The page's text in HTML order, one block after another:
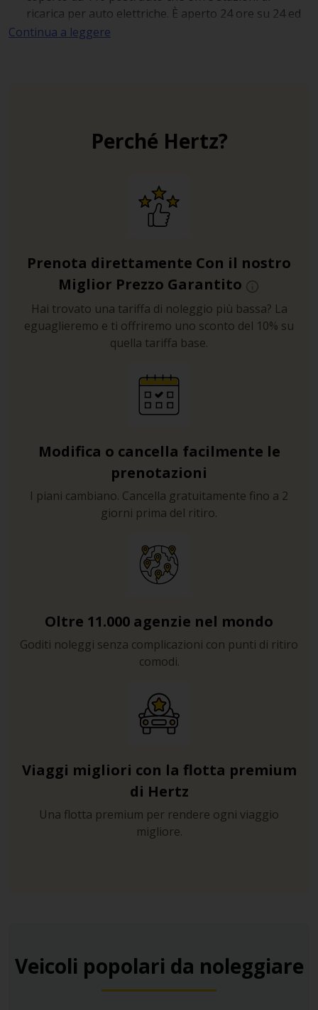
ricarica per auto elettriche. È aperto 24 ore su 24 ed
è videosorvegliato.
Continua a leggere
Perché Hertz?
Prenota direttamente Con il nostro
Miglior Prezzo Garantito
Hai trovato una tariffa di noleggio più bassa? La
eguaglieremo e ti offriremo uno sconto del 10% su
quella tariffa base.
Modifica o cancella facilmente le
prenotazioni
I piani cambiano. Cancella gratuitamente fino a 2
giorni prima del ritiro.
Oltre 11.000 agenzie nel mondo
Goditi noleggi senza complicazioni con punti di ritiro
comodi.
Viaggi migliori con la flotta premium
di Hertz
Una flotta premium per rendere ogni viaggio
migliore.
Veicoli popolari da noleggiare